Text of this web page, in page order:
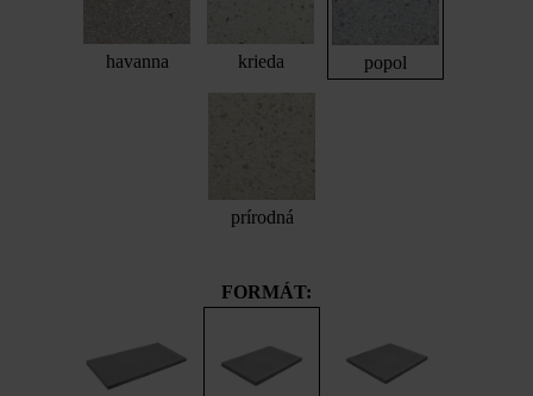
havanna krieda popol
prírodná
FORMÁT: